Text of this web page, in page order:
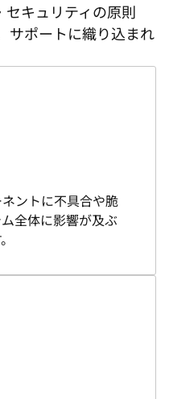
セキュリティの原則
サポートに織り込まれ
ントに不具合や脆
全体に影響が及ぶ